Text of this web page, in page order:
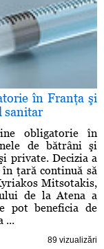
în Franţa şi
sanitar
obligatorie în
de bătrâni şi
private. Decizia a
ţară continuă să
Mitsotakis,
de la Atena a
pot beneficia de
...
89 vizualizări